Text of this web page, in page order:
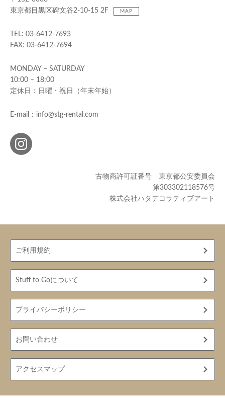
東京都目黒区碑文谷2-10-15 2F
MAP
TEL: 03-6412-7693
FAX: 03-6412-7694
MONDAY – SATURDAY
10:00 – 18:00
定休日：日曜・祝日（年末年始）
E-mail：info@stg-rental.com
古物商許可証番号 東京都公安委員会
第303302118576号
株式会社ハタデコラティブアート
ご利用規約
Stuff to Goについて
プライバシーポリシー
お問い合わせ
アクセスマップ